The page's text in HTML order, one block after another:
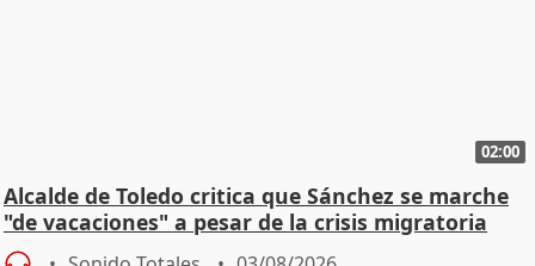
02:00
Alcalde de Toledo critica que Sánchez se marche
"de vacaciones" a pesar de la crisis migratoria